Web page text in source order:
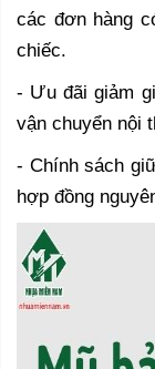
các đơn hàng
chiếc.
- Ưu đãi giảm
vận chuyển nội
- Chính sách
hợp đồng